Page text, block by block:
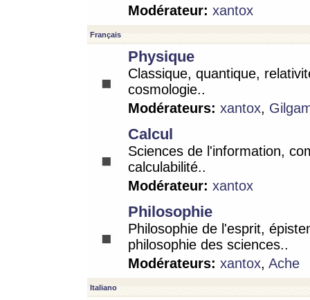
Modérateur: xantox
Français
Physique
Classique, quantique,
cosmologie..
Modérateurs: xantox,
Calcul
Sciences de l'information,
calculabilité..
Modérateur: xantox
Philosophie
Philosophie de l'esprit,
philosophie des sciences..
Modérateurs: xantox, Ache
Italiano